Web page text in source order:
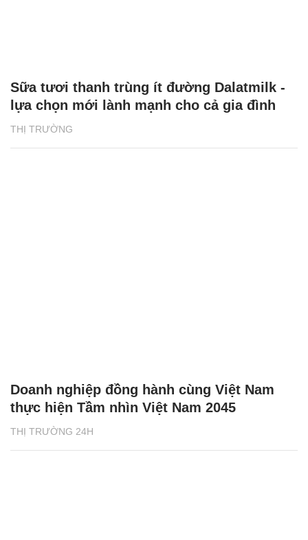
THỊ TRƯỜNG
Sữa tươi thanh trùng ít đường Dalatmilk -
lựa chọn mới lành mạnh cho cả gia đình
THỊ TRƯỜNG 24H
Doanh nghiệp đồng hành cùng Việt Nam
thực hiện Tầm nhìn Việt Nam 2045